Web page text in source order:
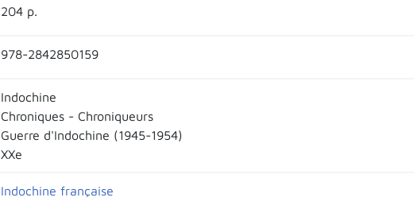
204 p.
978-2842850159
Indochine
Chroniques - Chroniqueurs
Guerre d'Indochine (1945-1954)
XXe
Indochine française